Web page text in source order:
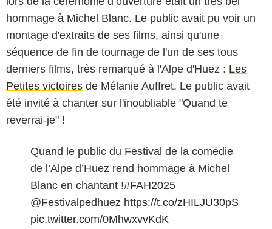
hommage à Michel Blanc. Le public avait pu voir un
montage d'extraits de ses films, ainsi qu'une
séquence de fin de tournage de l'un de ses tous
derniers films, très remarqué à l'Alpe d'Huez : Les
Petites victoires de Mélanie Auffret. Le public avait
été invité à chanter sur l'inoubliable "Quand te
reverrai-je" !
Quand le public du Festival de la comédie
de l’Alpe d’Huez rend hommage à Michel
Blanc en chantant !#FAH2025
@Festivalpedhuez https://t.co/zHILJU30pS
pic.twitter.com/0MhwxvvKdK